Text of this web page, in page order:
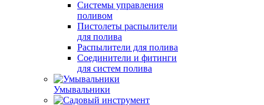
Системы управления
поливом
Пистолеты распылители
для полива
Распылители для полива
Соединители и фитинги
для систем полива
Умывальники